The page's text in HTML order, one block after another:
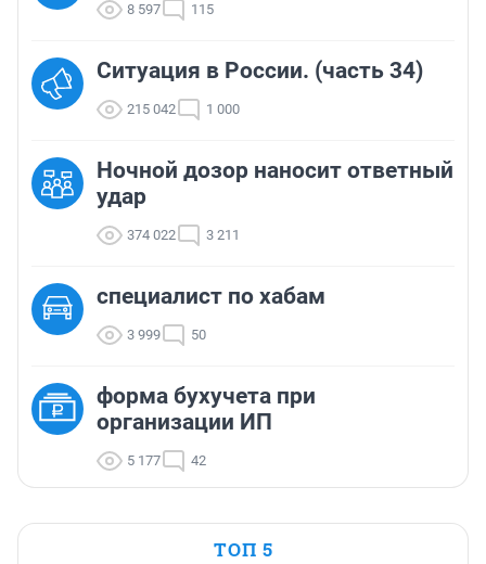
8 597 115
Ситуация в России. (часть 34)
215 042 1 000
Ночной дозор наносит ответный
удар
374 022 3 211
cпециалист по хабам
3 999 50
форма бухучета при
организации ИП
5 177 42
ТОП 5